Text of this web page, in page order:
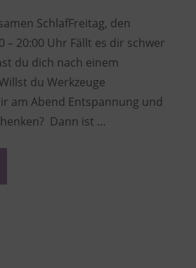
SchlafFreitag, den
– 20:00 Uhr Fällt es dir schwer
du dich nach einem
du Werkzeuge
am Abend Entspannung und
Dann ist …